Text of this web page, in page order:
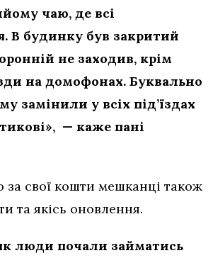
чаю, де всі
В будинку був закритий
не заходив, крім
на домофонах. Буквально
замінили у всіх під’їздах
— каже пані
за свої кошти мешканці також
та якісь оновлення.
люди почали займатись